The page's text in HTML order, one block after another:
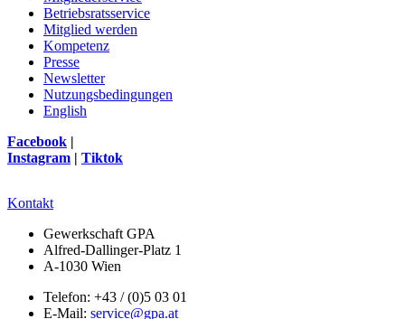
Betriebsratsservice
Mitglied werden
Kompetenz
Presse
Newsletter
Nutzungsbedingungen
English
Facebook |
Instagram | Tiktok
Kontakt
Gewerkschaft GPA
Alfred-Dallinger-Platz 1
A-1030 Wien
Telefon: +43 / (0)5 03 01
E-Mail: service@gpa.at